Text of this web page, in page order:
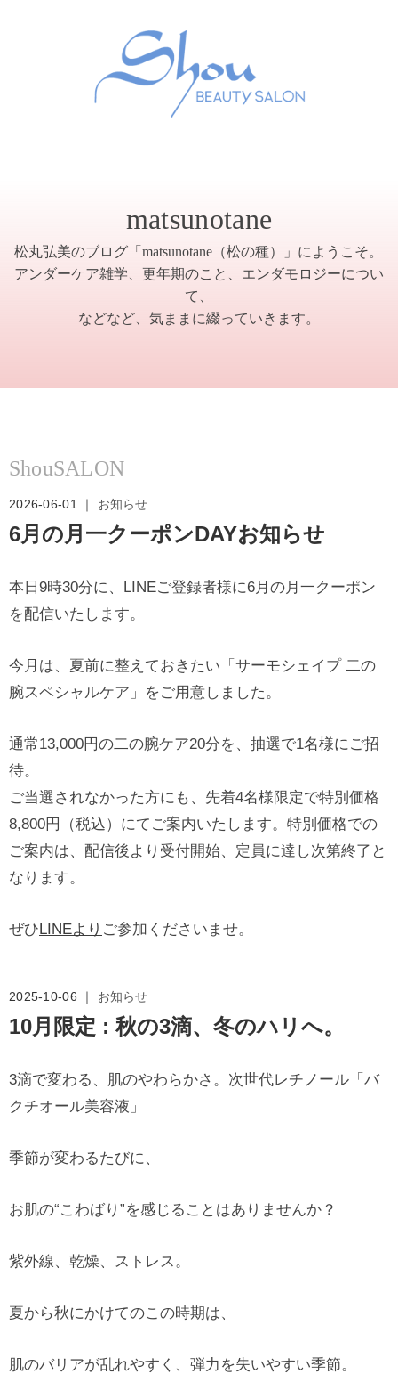
matsunotane
松丸弘美のブログ「matsunotane（松の種）」にようこそ。
アンダーケア雑学、更年期のこと、エンダモロジーについ
て、
などなど、気ままに綴っていきます。
ShouSALON
2026-06-01 ｜ お知らせ
6月の月一クーポンDAYお知らせ
本日9時30分に、LINEご登録者様に6月の月一クーポン
を配信いたします。
今月は、夏前に整えておきたい「サーモシェイプ 二の
腕スペシャルケア」をご用意しました。
通常13,000円の二の腕ケア20分を、抽選で1名様にご招
待。
ご当選されなかった方にも、先着4名様限定で特別価格
8,800円（税込）にてご案内いたします。特別価格での
ご案内は、配信後より受付開始、定員に達し次第終了と
なります。
ぜひLINEより ご参加くださいませ。
2025-10-06 ｜ お知らせ
10月限定 : 秋の3滴、冬のハリへ。
3滴で変わる、肌のやわらかさ。次世代レチノール「バ
クチオール美容液」
季節が変わるたびに、
お肌の“こわばり”を感じることはありませんか？
紫外線、乾燥、ストレス。
夏から秋にかけてのこの時期は、
肌のバリアが乱れやすく、弾力を失いやすい季節。